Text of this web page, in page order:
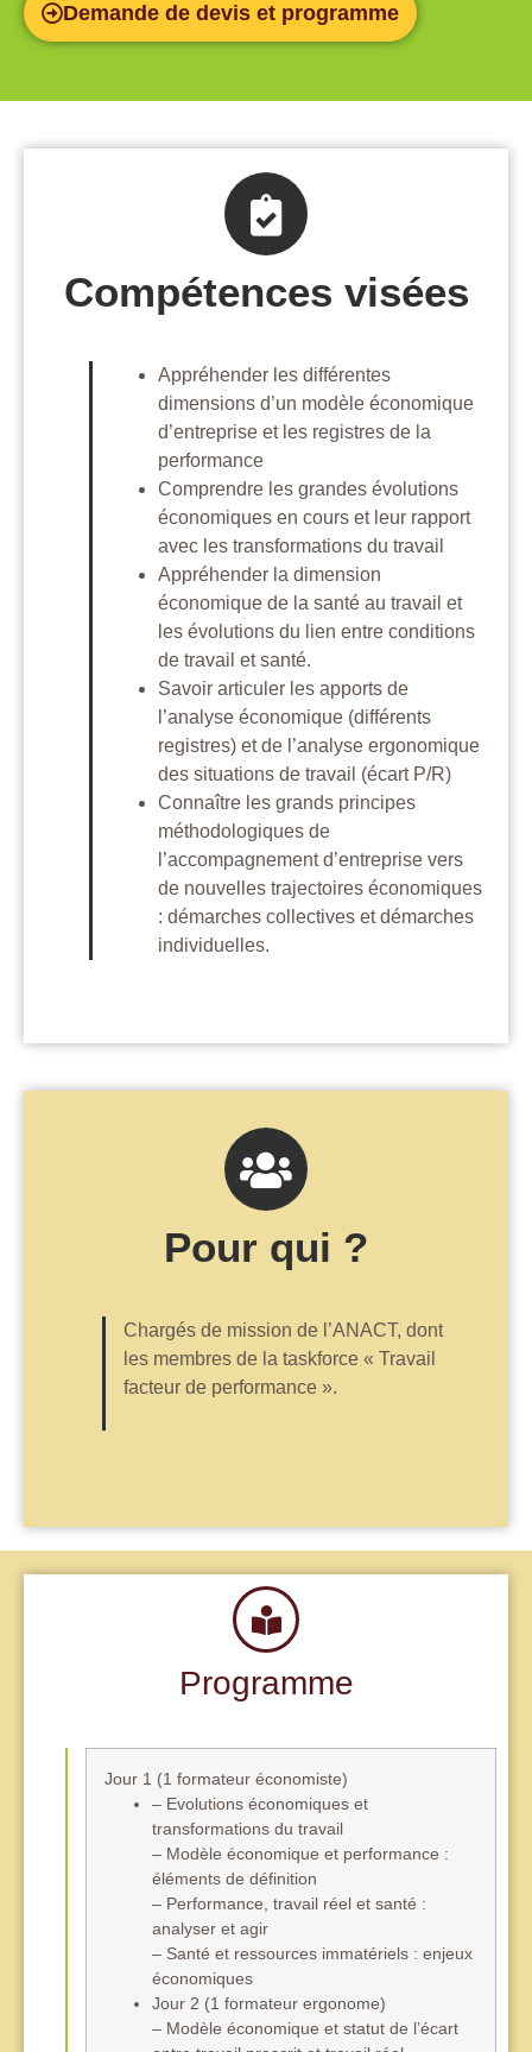
Demande de devis et programme
Compétences visées
Appréhender les différentes
dimensions d’un modèle économique
d’entreprise et les registres de la
performance
Comprendre les grandes évolutions
économiques en cours et leur rapport
avec les transformations du travail
Appréhender la dimension
économique de la santé au travail et
les évolutions du lien entre conditions
de travail et santé.
Savoir articuler les apports de
l’analyse économique (différents
registres) et de l’analyse ergonomique
des situations de travail (écart P/R)
Connaître les grands principes
méthodologiques de
l’accompagnement d’entreprise vers
de nouvelles trajectoires économiques
: démarches collectives et démarches
individuelles.
Pour qui ?
Chargés de mission de l’ANACT, dont
les membres de la taskforce « Travail
facteur de performance ».
Programme
Jour 1 (1 formateur économiste)
– Evolutions économiques et
transformations du travail
– Modèle économique et performance :
éléments de définition
– Performance, travail réel et santé :
analyser et agir
– Santé et ressources immatériels : enjeux
économiques
Jour 2 (1 formateur ergonome)
– Modèle économique et statut de l’écart